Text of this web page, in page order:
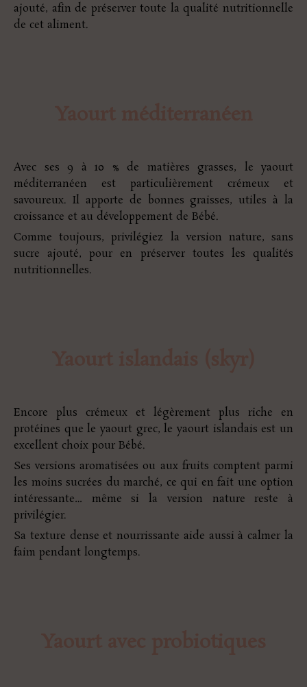
ajouté, afin de préserver toute la qualité nutritionnelle
de cet aliment.
Avec ses 9 à 10 % de matières grasses, le yaourt
méditerranéen est particulièrement crémeux et
savoureux. Il apporte de bonnes graisses, utiles à la
croissance et au développement de Bébé.
Comme toujours, privilégiez la version nature, sans
sucre ajouté, pour en préserver toutes les qualités
nutritionnelles.
Encore plus crémeux et légèrement plus riche en
protéines que le yaourt grec, le yaourt islandais est un
excellent choix pour Bébé.
Ses versions aromatisées ou aux fruits comptent parmi
les moins sucrées du marché, ce qui en fait une option
intéressante… même si la version nature reste à
privilégier.
Sa texture dense et nourrissante aide aussi à calmer la
faim pendant longtemps.